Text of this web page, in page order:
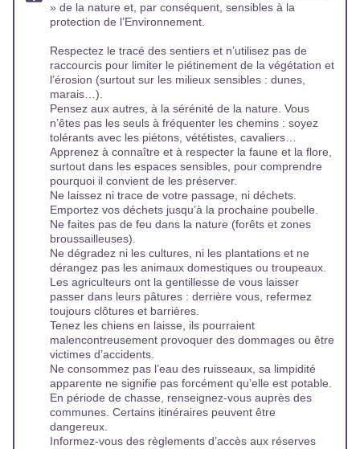
» de la nature et, par conséquent, sensibles à la
protection de l’Environnement.
Respectez le tracé des sentiers et n’utilisez pas de
raccourcis pour limiter le piétinement de la végétation et
l’érosion (surtout sur les milieux sensibles : dunes,
marais…).
Pensez aux autres, à la sérénité de la nature. Vous
n’êtes pas les seuls à fréquenter les chemins : soyez
tolérants avec les piétons, vététistes, cavaliers…
Apprenez à connaître et à respecter la faune et la flore,
surtout dans les espaces sensibles, pour comprendre
pourquoi il convient de les préserver.
Ne laissez ni trace de votre passage, ni déchets.
Emportez vos déchets jusqu’à la prochaine poubelle.
Ne faites pas de feu dans la nature (forêts et zones
broussailleuses).
Ne dégradez ni les cultures, ni les plantations et ne
dérangez pas les animaux domestiques ou troupeaux.
Les agriculteurs ont la gentillesse de vous laisser
passer dans leurs pâtures : derrière vous, refermez
toujours clôtures et barrières.
Tenez les chiens en laisse, ils pourraient
malencontreusement provoquer des dommages ou être
victimes d’accidents.
Ne consommez pas l’eau des ruisseaux, sa limpidité
apparente ne signifie pas forcément qu’elle est potable.
En période de chasse, renseignez-vous auprès des
communes. Certains itinéraires peuvent être
dangereux.
Informez-vous des règlements d’accès aux réserves